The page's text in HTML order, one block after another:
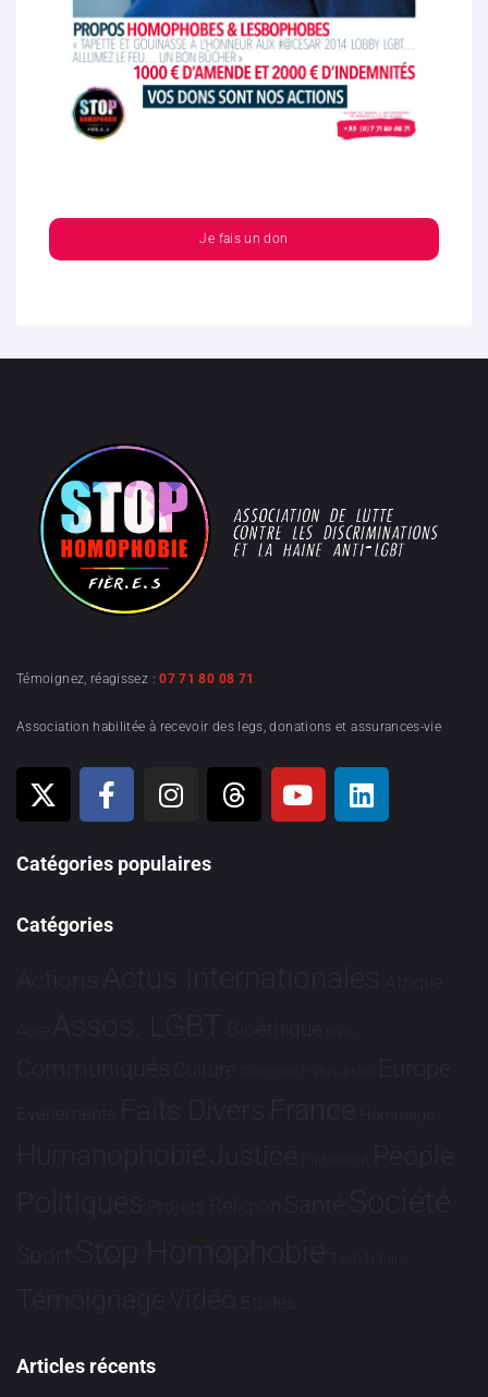
Je fais un don
Témoignez, réagissez :07 71 80 08 71
Association habilitée à recevoir des legs, donations et assurances-vie
Catégories populaires
Catégories
Actions Actus Internationales Afrique
Asie Assos. LGBT Bioéthique Brève
Communiqués Culture Dialogues France-Brésil Europe
Evénements Faits Divers France Hommage
HumanophobieJustice Partenariat People
Politiques Projets Religion Santé Société
Sport Stop Homophobie Tech Tribune
TémoignageVidéo Études
Articles récents